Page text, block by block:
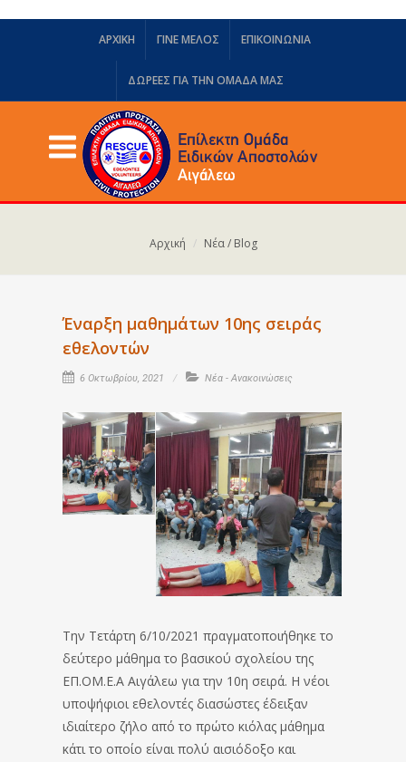
ΑΡΧΙΚΗ ΓΙΝΕ ΜΕΛΟΣ ΕΠΙΚΟΙΝΩΝΙΑ
ΔΩΡΕΈΣ ΓΙΑ ΤΗΝ ΟΜΆΔΑ ΜΑΣ
Αρχική Νέα / Blog
Έναρξη μαθημάτων 10ης σειράς
εθελοντών
6 Οκτωβρίου, 2021 Νέα - Ανακοινώσεις
Την Τετάρτη 6/10/2021 πραγματοποιήθηκε το
δεύτερο μάθημα το βασικού σχολείου της
ΕΠ.ΟΜ.Ε.Α Αιγάλεω για την 10η σειρά. Η νέοι
υποψήφιοι εθελοντές διασώστες έδειξαν
ιδιαίτερο ζήλο από το πρώτο κιόλας μάθημα
κάτι το οποίο είναι πολύ αισιόδοξο και